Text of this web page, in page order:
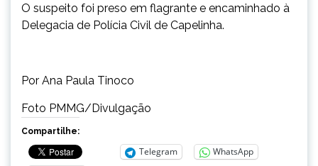
O suspeito foi preso em flagrante e encaminhado à
Delegacia de Polícia Civil de Capelinha.
Por Ana Paula Tinoco
Foto PMMG/Divulgação
Compartilhe:
Telegram
WhatsApp